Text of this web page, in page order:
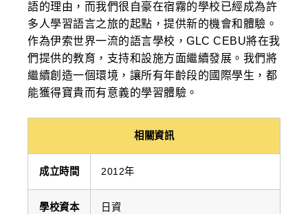
語的理由，而我們很自豪在宿霧的學校已經成為許
多人學習語言之旅的起點，提供新的機會和體驗。
作為伊索世界一流的語言學校，GLC CEBU將在我
們提供的教育，支持和設施方面繼續發展。我們將
繼續創造一個環境，讓所有年齡段的國際學生，都
能獲得寶貴而有意義的學習體驗。
相關資訊
成立時間 2012年
學校資本 日資